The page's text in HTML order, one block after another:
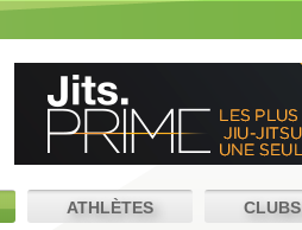
ATHLÈTES CLUBS